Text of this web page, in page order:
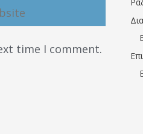
time I comment.